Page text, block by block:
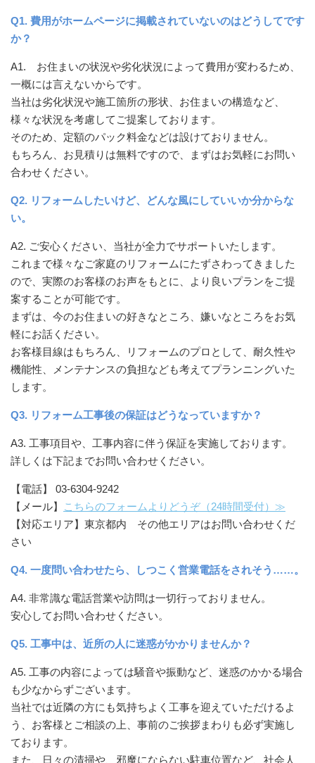
Q1. 費用がホームページに掲載されていないのはどうしてです
か？
A1. お住まいの状況や劣化状況によって費用が変わるため、
一概には言えないからです。
当社は劣化状況や施工箇所の形状、お住まいの構造など、
様々な状況を考慮してご提案しております。
そのため、定額のパック料金などは設けておりません。
もちろん、お見積りは無料ですので、まずはお気軽にお問い
合わせください。
Q2. リフォームしたいけど、どんな風にしていいか分からな
い。
A2. ご安心ください、当社が全力でサポートいたします。
これまで様々なご家庭のリフォームにたずさわってきました
ので、実際のお客様のお声をもとに、より良いプランをご提
案することが可能です。
まずは、今のお住まいの好きなところ、嫌いなところをお気
軽にお話ください。
お客様目線はもちろん、リフォームのプロとして、耐久性や
機能性、メンテナンスの負担なども考えてプランニングいた
します。
Q3. リフォーム工事後の保証はどうなっていますか？
A3. 工事項目や、工事内容に伴う保証を実施しております。
詳しくは下記までお問い合わせください。
【電話】 03-6304-9242
【メール】
こちらのフォームよりどうぞ（24時間受付）≫
【対応エリア】東京都内 その他エリアはお問い合わせくだ
さい
Q4. 一度問い合わせたら、しつこく営業電話をされそう……。
A4. 非常識な電話営業や訪問は一切行っておりません。
安心してお問い合わせください。
Q5. 工事中は、近所の人に迷惑がかかりませんか？
A5. 工事の内容によっては騒音や振動など、迷惑のかかる場合
も少なからずございます。
当社では近隣の方にも気持ちよく工事を迎えていただけるよ
う、お客様とご相談の上、事前のご挨拶まわりも必ず実施し
ております。
また、日々の清掃や、邪魔にならない駐車位置など、社会人